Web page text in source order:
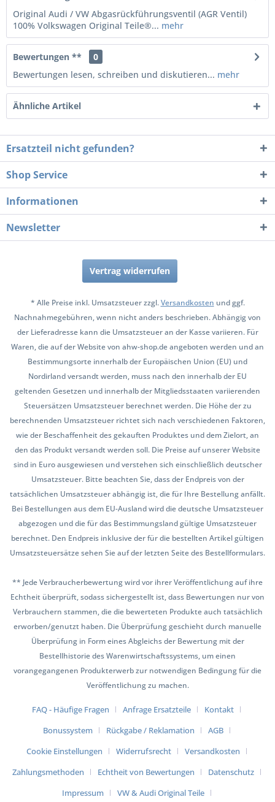
Original Audi / VW Abgasrückführungsventil (AGR Ventil)
100% Volkswagen Original Teile®... mehr
Bewertungen **
0
Bewertungen lesen, schreiben und diskutieren... mehr
Ähnliche Artikel
Ersatzteil nicht gefunden?
Shop Service
Informationen
Newsletter
Vertrag widerrufen
* Alle Preise inkl. Umsatzsteuer zzgl.Versandkosten und ggf.
Nachnahmegebühren, wenn nicht anders beschrieben. Abhängig von
der Lieferadresse kann die Umsatzsteuer an der Kasse variieren. Für
Waren, die auf der Website von ahw-shop.de angeboten werden und an
Bestimmungsorte innerhalb der Europäischen Union (EU) und
Nordirland versandt werden, muss nach den innerhalb der EU
geltenden Gesetzen und innerhalb der Mitgliedsstaaten variierenden
Steuersätzen Umsatzsteuer berechnet werden. Die Höhe der zu
berechnenden Umsatzsteuer richtet sich nach verschiedenen Faktoren,
wie der Beschaffenheit des gekauften Produktes und dem Zielort, an
den das Produkt versandt werden soll. Die Preise auf unserer Website
sind in Euro ausgewiesen und verstehen sich einschließlich deutscher
Umsatzsteuer. Bitte beachten Sie, dass der Endpreis von der
tatsächlichen Umsatzsteuer abhängig ist, die für Ihre Bestellung anfällt.
Bei Bestellungen aus dem EU-Ausland wird die deutsche Umsatzsteuer
abgezogen und die für das Bestimmungsland gültige Umsatzsteuer
berechnet. Den Endpreis inklusive der für die bestellten Artikel gültigen
Umsatzsteuersätze sehen Sie auf der letzten Seite des Bestellformulars.
** Jede Verbraucherbewertung wird vor ihrer Veröffentlichung auf ihre
Echtheit überprüft, sodass sichergestellt ist, dass Bewertungen nur von
Verbrauchern stammen, die die bewerteten Produkte auch tatsächlich
erworben/genutzt haben. Die Überprüfung geschieht durch manuelle
Überprüfung in Form eines Abgleichs der Bewertung mit der
Bestellhistorie des Warenwirtschaftssystems, um einen
vorangegangenen Produkterwerb zur notwendigen Bedingung für die
Veröffentlichung zu machen.
FAQ - Häufige Fragen Anfrage Ersatzteile
Kontakt
Bonussystem
Rückgabe / Reklamation
AGB
Cookie Einstellungen
Widerrufsrecht
Versandkosten
Zahlungsmethoden
Echtheit von Bewertungen
Datenschutz
Impressum
VW & Audi Original Teile